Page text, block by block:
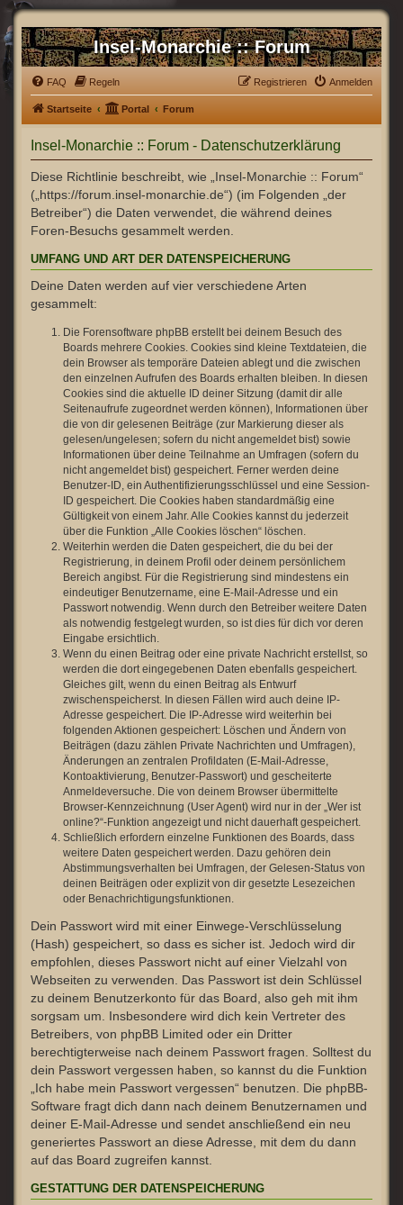
Insel-Monarchie :: Forum
FAQ Regeln Anmelden
Registrieren
Startseite Portal Forum
Insel-Monarchie :: Forum - Datenschutzerklärung
Diese Richtlinie beschreibt, wie „Insel-Monarchie :: Forum“
(„https://forum.insel-monarchie.de“) (im Folgenden „der
Betreiber“) die Daten verwendet, die während deines
Foren-Besuchs gesammelt werden.
UMFANG UND ART DER DATENSPEICHERUNG
Deine Daten werden auf vier verschiedene Arten
gesammelt:
Die Forensoftware phpBB erstellt bei deinem Besuch des
Boards mehrere Cookies. Cookies sind kleine Textdateien, die
dein Browser als temporäre Dateien ablegt und die zwischen
den einzelnen Aufrufen des Boards erhalten bleiben. In diesen
Cookies sind die aktuelle ID deiner Sitzung (damit dir alle
Seitenaufrufe zugeordnet werden können), Informationen über
die von dir gelesenen Beiträge (zur Markierung dieser als
gelesen/ungelesen; sofern du nicht angemeldet bist) sowie
Informationen über deine Teilnahme an Umfragen (sofern du
nicht angemeldet bist) gespeichert. Ferner werden deine
Benutzer-ID, ein Authentifizierungsschlüssel und eine Session-
ID gespeichert. Die Cookies haben standardmäßig eine
Gültigkeit von einem Jahr. Alle Cookies kannst du jederzeit
über die Funktion „Alle Cookies löschen“ löschen.
Weiterhin werden die Daten gespeichert, die du bei der
Registrierung, in deinem Profil oder deinem persönlichem
Bereich angibst. Für die Registrierung sind mindestens ein
eindeutiger Benutzername, eine E-Mail-Adresse und ein
Passwort notwendig. Wenn durch den Betreiber weitere Daten
als notwendig festgelegt wurden, so ist dies für dich vor deren
Eingabe ersichtlich.
Wenn du einen Beitrag oder eine private Nachricht erstellst, so
werden die dort eingegebenen Daten ebenfalls gespeichert.
Gleiches gilt, wenn du einen Beitrag als Entwurf
zwischenspeicherst. In diesen Fällen wird auch deine IP-
Adresse gespeichert. Die IP-Adresse wird weiterhin bei
folgenden Aktionen gespeichert: Löschen und Ändern von
Beiträgen (dazu zählen Private Nachrichten und Umfragen),
Änderungen an zentralen Profildaten (E-Mail-Adresse,
Kontoaktivierung, Benutzer-Passwort) und gescheiterte
Anmeldeversuche. Die von deinem Browser übermittelte
Browser-Kennzeichnung (User Agent) wird nur in der „Wer ist
online?“-Funktion angezeigt und nicht dauerhaft gespeichert.
Schließlich erfordern einzelne Funktionen des Boards, dass
weitere Daten gespeichert werden. Dazu gehören dein
Abstimmungsverhalten bei Umfragen, der Gelesen-Status von
deinen Beiträgen oder explizit von dir gesetzte Lesezeichen
oder Benachrichtigungsfunktionen.
Dein Passwort wird mit einer Einwege-Verschlüsselung
(Hash) gespeichert, so dass es sicher ist. Jedoch wird dir
empfohlen, dieses Passwort nicht auf einer Vielzahl von
Webseiten zu verwenden. Das Passwort ist dein Schlüssel
zu deinem Benutzerkonto für das Board, also geh mit ihm
sorgsam um. Insbesondere wird dich kein Vertreter des
Betreibers, von phpBB Limited oder ein Dritter
berechtigterweise nach deinem Passwort fragen. Solltest du
dein Passwort vergessen haben, so kannst du die Funktion
„Ich habe mein Passwort vergessen“ benutzen. Die phpBB-
Software fragt dich dann nach deinem Benutzernamen und
deiner E-Mail-Adresse und sendet anschließend ein neu
generiertes Passwort an diese Adresse, mit dem du dann
auf das Board zugreifen kannst.
GESTATTUNG DER DATENSPEICHERUNG